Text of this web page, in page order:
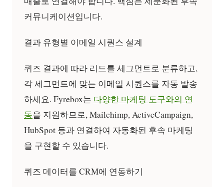
커뮤니케이션입니다.
결과 유형별 이메일 시퀀스 설계
퀴즈 결과에 따라 리드를 세그먼트로 분류하고,
각 세그먼트에 맞는 이메일 시퀀스를 자동 발송
하세요. Fyrebox는 다양한 마케팅 도구와의 연
동을 지원하므로, Mailchimp, ActiveCampaign,
HubSpot 등과 연결하여 자동화된 후속 마케팅
을 구현할 수 있습니다.
퀴즈 데이터를 CRM에 연동하기